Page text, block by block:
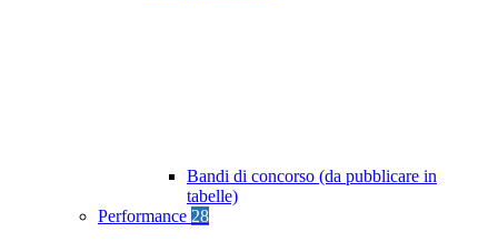
Bandi di concorso (da pubblicare in
tabelle)
Performance 28